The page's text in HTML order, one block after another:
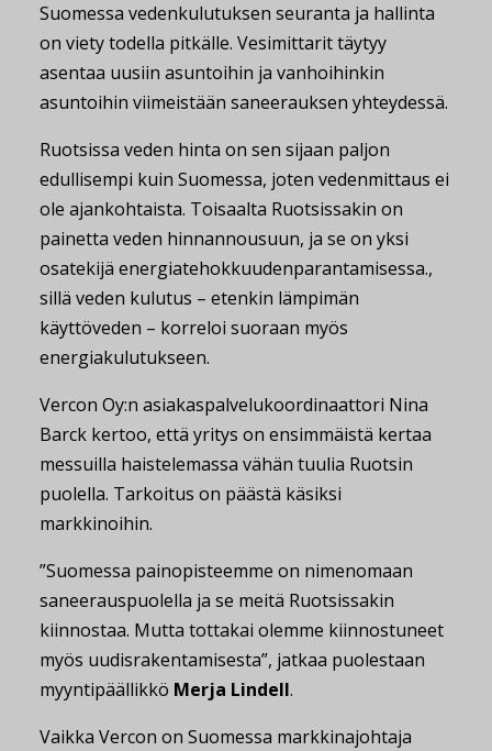
Suomessa vedenkulutuksen seuranta ja hallinta
on viety todella pitkälle. Vesimittarit täytyy
asentaa uusiin asuntoihin ja vanhoihinkin
asuntoihin viimeistään saneerauksen yhteydessä.
Ruotsissa veden hinta on sen sijaan paljon
edullisempi kuin Suomessa, joten vedenmittaus ei
ole ajankohtaista. Toisaalta Ruotsissakin on
painetta veden hinnannousuun, ja se on yksi
osatekijä energiatehokkuudenparantamisessa.,
sillä veden kulutus ­– etenkin lämpimän
käyttöveden – korreloi suoraan myös
energiakulutukseen.
Vercon Oy:n asiakaspalvelukoordinaattori Nina
Barck kertoo, että yritys on ensimmäistä kertaa
messuilla haistelemassa vähän tuulia Ruotsin
puolella. Tarkoitus on päästä käsiksi
markkinoihin.
”Suomessa painopisteemme on nimenomaan
saneerauspuolella ja se meitä Ruotsissakin
kiinnostaa. Mutta tottakai olemme kiinnostuneet
myös uudisrakentamisesta”, jatkaa puolestaan
myyntipäällikkö Merja Lindell.
Vaikka Vercon on Suomessa markkinajohtaja